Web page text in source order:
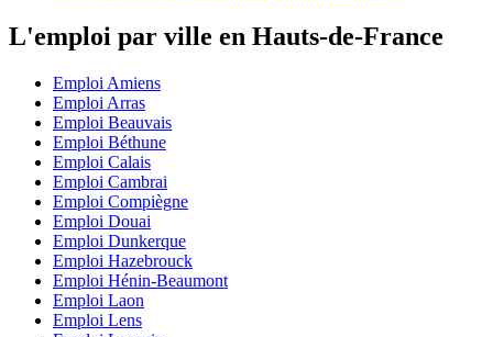
L'emploi par ville en Hauts-de-France
Emploi Amiens
Emploi Arras
Emploi Beauvais
Emploi Béthune
Emploi Calais
Emploi Cambrai
Emploi Compiègne
Emploi Douai
Emploi Dunkerque
Emploi Hazebrouck
Emploi Hénin-Beaumont
Emploi Laon
Emploi Lens